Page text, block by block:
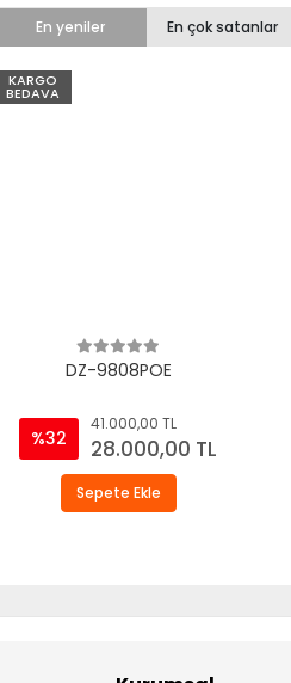
En yeniler En çok satanlar
KARGO
BEDAVA
DZ-9808POE
%32
41.000,00 TL
28.000,00 TL
Sepete Ekle